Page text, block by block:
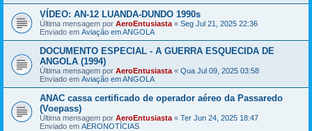
VÍDEO: AN-12 LUANDA-DUNDO 1990s
Última mensagem por AeroEntusiasta « Seg Jul 21, 2025 22:36
Enviado em Aviação em ANGOLA
DOCUMENTO ESPECIAL - A GUERRA ESQUECIDA DE
ANGOLA (1994)
Última mensagem por AeroEntusiasta « Qua Jul 09, 2025 03:58
Enviado em Aviação em ANGOLA
ANAC cassa certificado de operador aéreo da Passaredo
(Voepass)
Última mensagem por AeroEntusiasta « Ter Jun 24, 2025 18:47
Enviado em AERONOTÍCIAS